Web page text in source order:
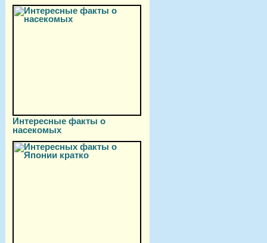
Интересные факты о
насекомых